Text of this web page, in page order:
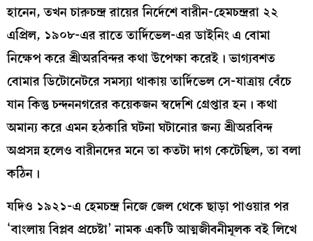
হানেন, তখন চারুচন্দ্র রায়ের নির্দেশে বারীন-হেমচন্দ্ররা ২২
এপ্রিল, ১৯০৮-এর রাতে তার্দিভেল-এর ডাইনিং এ বোমা
নিক্ষেপ করে শ্রীঅরবিন্দর কথা উপেক্ষা করেই। ভাগ্যবশত
বোমার ডিটোনেটরে সমস্যা থাকায় তার্দিভেল সে-যাত্রায় বেঁচে
যান কিন্তু চন্দননগরের কয়েকজন স্বদেশি গ্রেপ্তার হন। কথা
অমান্য করে এমন হঠকারি ঘটনা ঘটানোর জন্য শ্রীঅরবিন্দ
অপ্রসন্ন হলেও বারীনদের মনে তা কতটা দাগ কেটেছিল, তা বলা
কঠিন।
যদিও ১৯২১-এ হেমচন্দ্র নিজে জেল থেকে ছাড়া পাওয়ার পর
‘বাংলায় বিপ্লব প্রচেষ্টা’ নামক একটি আত্মজীবনীমূলক বই লিখে